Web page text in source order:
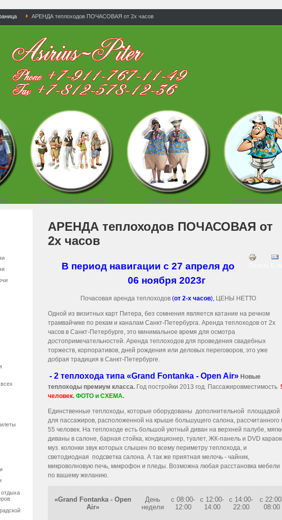
АРЕНДА теплоходов ПОЧАСОВАЯ от 2х часов
Туры в Санкт-Петербург Сборные туры Экскурсии по
АРЕНДА теплоходов ПОЧАСОВАЯ от
2х часов
В период навигации c 27 апреля до
06 ноября 2023г
Почасовая аренда теплоходов (от 2-х часов),ЦЕНЫ НЕТТО
Одной из визитных карт Питера, без сомнения является катание на речном
трамвайчике по рекам и каналам Санкт-Петербурга. Аренда теплоходов от 2х
часов в Санкт-Петербурге, это минимальное время для осмотра
достопримечательностей. Аренда теплоходов для проведения свадебных
торжеств, корпоративов, дней рождения или деловых переговоров, это уже
добрая традиция в Санкт-Петербурге.
- 2 теплохода типа «Grand Fontanka - Open Air» Новые
теплоходы премиум класса. Год постройки 2013 год. Пассажировместимость
человек.ФОТО и СХЕМА.
Единственные теплоходы, которые оборудованы дополнительной площадкой
для пассажиров, расположенной на крыше большущего салона, рассчитанного
55 человек. На теплоходе есть большой уютный диван на верхней палубе,
диваны в салоне, барная стойка, кондиционер, туалет, ЖК-панель и DVD
муз. колонки звук которых слышен по всему периметру теплохода, и
светодиодная подсветка салона. А так же приятная мелочь - чайник,
микроволновую печь, микрофон и пледы. Возможна любая расстановка мебели
по вашему желанию.
«Grand Fontanka - Open
Air»
День
недели
с 08:00-
12:00
с 12:00-
14:00
с 14:00-
22:00
с
08:00